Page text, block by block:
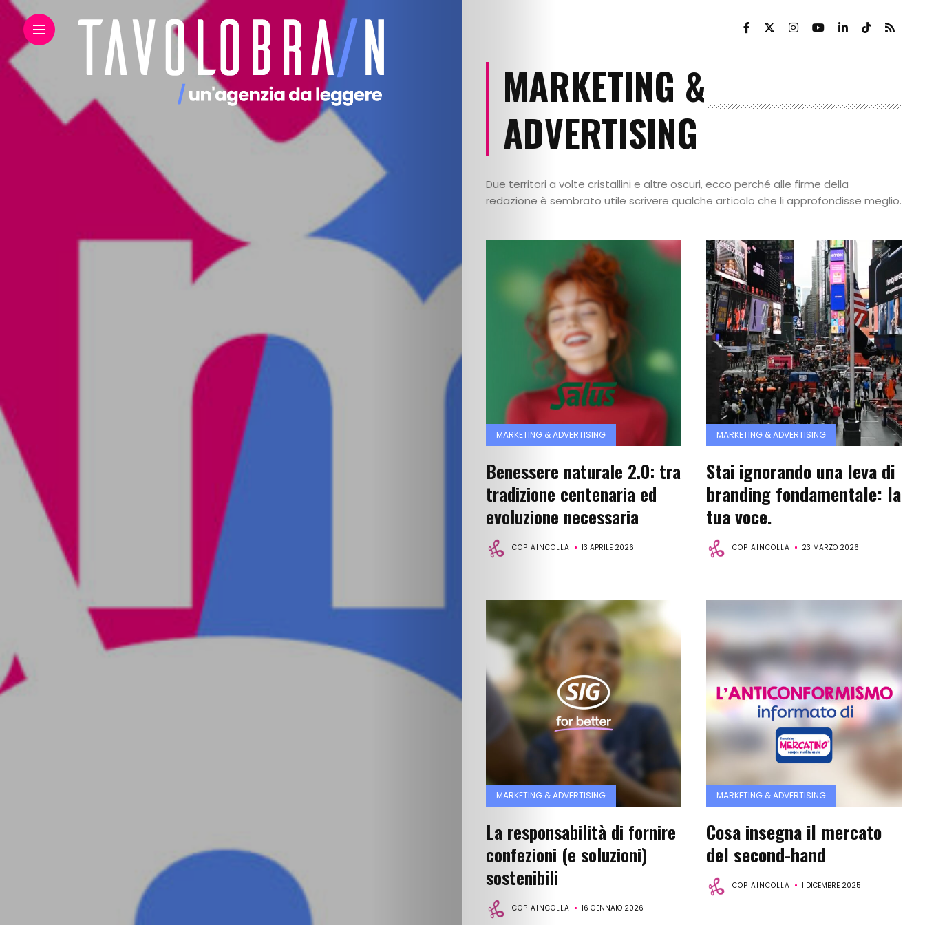
MARKETING &
ADVERTISING
Due territori a volte cristallini e altre oscuri, ecco perché alle firme della
redazione è sembrato utile scrivere qualche articolo che li approfondisse meglio.
MARKETING & ADVERTISING
Benessere naturale 2.0: tra
tradizione centenaria ed
evoluzione necessaria
COPIAINCOLLA 13 APRILE 2026
MARKETING & ADVERTISING
Stai ignorando una leva di
branding fondamentale: la
tua voce.
COPIAINCOLLA 23 MARZO 2026
MARKETING & ADVERTISING
La responsabilità di fornire
confezioni (e soluzioni)
sostenibili
COPIAINCOLLA 16 GENNAIO 2026
MARKETING & ADVERTISING
Cosa insegna il mercato
del second-hand
COPIAINCOLLA 1 DICEMBRE 2025